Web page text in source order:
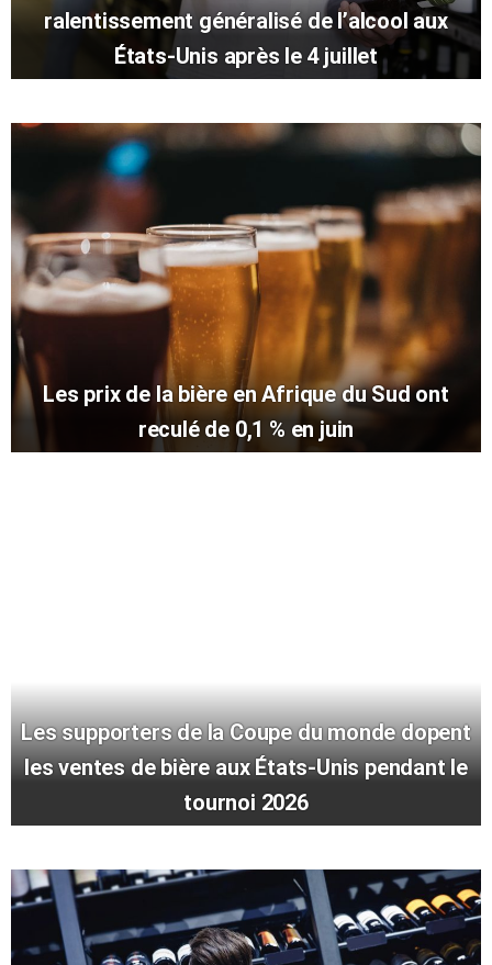
ralentissement généralisé de l’alcool aux
États-Unis après le 4 juillet
Les prix de la bière en Afrique du Sud ont
reculé de 0,1 % en juin
Les supporters de la Coupe du monde dopent
les ventes de bière aux États-Unis pendant le
tournoi 2026